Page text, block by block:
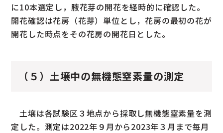
に10本選定し，腋花芽の開花を経時的に確認した。
開花確認は花房（花芽）単位とし，花房の最初の花が
開花した時点をその花房の開花日とした。
（５）土壌中の無機態窒素量の測定
土壌は各試験区３地点から採取し無機態窒素量を測
定した。測定は2022年９月から2023年３月まで毎月